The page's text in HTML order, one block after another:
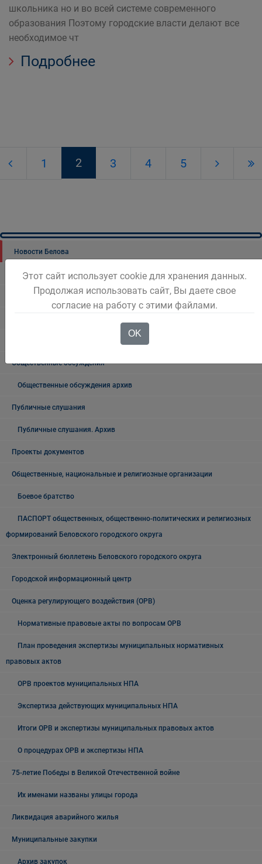
школьника но и во всей системе современного
образования Поэтому городские власти делают все
необходимое чт
Подробнее
1 2 3 4 5
Новости Белова
Новости региона
Консультативные советы
Общественные обсуждения
Общественные обсуждения архив
Публичные слушания
Публичные слушания. Архив
Проекты документов
Общественные, национальные и религиозные организации
Боевое братство
ПАСПОРТ общественных, общественно-политических и религиозных
формирований Беловского городского округа
Электронный бюллетень Беловского городского округа
Городской информационный центр
Оценка регулирующего воздействия (ОРВ)
Нормативные правовые акты по вопросам ОРВ
План проведения экспертизы муниципальных нормативных
правовых актов
ОРВ проектов муниципальных НПА
Экспертиза действующих муниципальных НПА
Итоги ОРВ и экспертизы муниципальных правовых актов
О процедурах ОРВ и экспертизы НПА
75-летие Победы в Великой Отечественной войне
Их именами названы улицы города
Ликвидация аварийного жилья
Муниципальные закупки
Архив закупок
Этот сайт использует cookie для хранения данных.
Продолжая использовать сайт, Вы даете свое
согласие на работу с этими файлами.
OK